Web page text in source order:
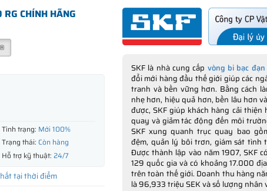
CHÍNH HÃNG
Tình trạng: Mới 100%
Trạng thái: Còn hàng
Hỗ trợ kỹ thuật: 24/7
tại thời điểm
SKF là nhà cung cấp vòng bi bạc đạn
đổi mới hàng đầu thế giới giúp các
tranh và bền vững hơn. Bằng cách
nhẹ hơn, hiệu quả hơn, bền lâu hơn
được, SKF giúp khách hàng cải
quay và giảm tác động đến môi
SKF xung quanh trục quay bao
đệm, quản lý bôi trơn, giám sát tình
Được thành lập vào năm 1907, SKF
129 quốc gia và có khoảng 17.000
trên toàn thế giới. Doanh thu hàng
là 96,933 triệu SEK và số lượng nhân